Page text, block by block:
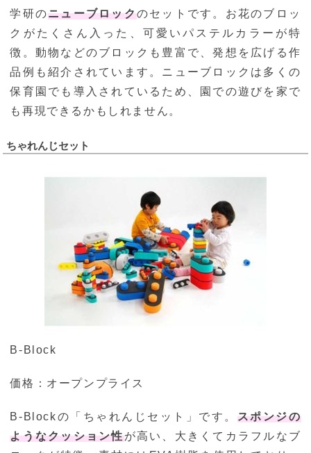
学研のニューブロックのセットです。お花のブロッ
クがたくさん入った、可愛いパステルカラーが特
徴。動物などのブロックも豊富で、発想を広げる作
品例も紹介されています。ニューブロックは多くの
保育園でも導入されているため、園での遊びを家で
も再現できるかもしれません。
ちゃれんじセット
B-Block
価格：オープンプライス
B-Blockの「ちゃれんじセット」です。 スポンジの
ようなクッション性が高い、大きくてカラフルなブ